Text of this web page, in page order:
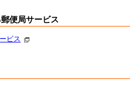
便局サービス
ビス